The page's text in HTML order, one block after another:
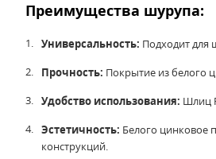
Преимущества шурупа:
Универсальность: Подходит для
Прочность: Покрытие из белого
Удобство использования: Шлиц
Эстетичность: Белого цинковое
конструкций.